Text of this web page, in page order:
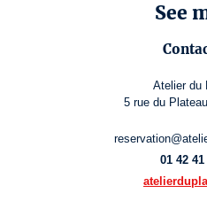
See
Atelier du
5 rue du
01 42